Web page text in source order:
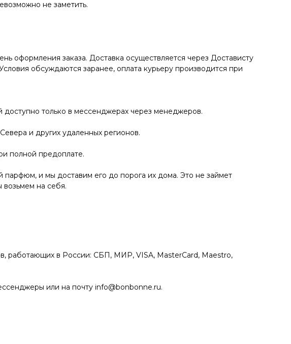
не заметить.
оформления заказа. Доставка осуществляется через Достависту
обсуждаются заранее, оплата курьеру производится при
доступно только в мессенджерах через менеджеров.
и других удаленных регионов.
полной предоплате.
и мы доставим его до порога их дома. Это не займет
возьмем на себя.
работающих в России: СБП, МИР, VISA, MasterCard, Maestro,
или на почту info@bonbonne.ru.